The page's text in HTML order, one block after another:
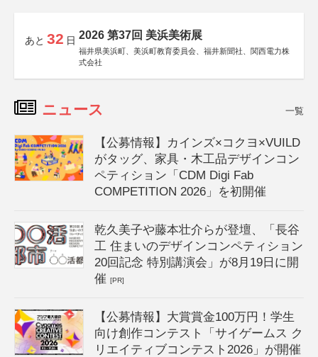
あと 32 日 2026 第37回 美浜美術展
福井県美浜町、美浜町教育委員会、福井新聞社、関西電力株
式会社
ニュース 一覧
【公募情報】カインズ×コクヨ×VUILD
がタッグ、家具・木工品デザインコン
ペティション「CDM Digi Fab
COMPETITION 2026」を初開催
乾久美子や藤本壮介らが登壇、「長谷
工 住まいのデザインコンペティション
20回記念 特別講演会」が8月19日に開
催[PR]
【公募情報】大賞賞金100万円！学生
向け創作コンテスト「サイゲームス ク
リエイティブコンテスト2026」が開催